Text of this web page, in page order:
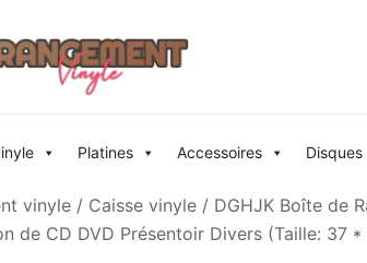
Platines Accessoires Disques
vinyle / Caisse vinyle / DGHJK Boîte de
de CD DVD Présentoir Divers (Taille: 37